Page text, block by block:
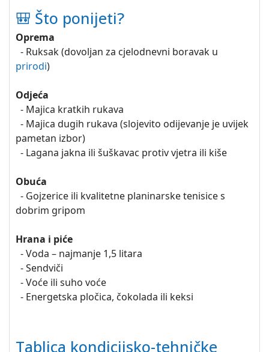
🎒 Što ponijeti?
Oprema
- Ruksak (dovoljan za cjelodnevni boravak u
prirodi)
Odjeća
- Majica kratkih rukava
- Majica dugih rukava (slojevito odijevanje je uvijek
pametan izbor)
- Lagana jakna ili šuškavac protiv vjetra ili kiše
Obuća
- Gojzerice ili kvalitetne planinarske tenisice s
dobrim gripom
Hrana i piće
- Voda – najmanje 1,5 litara
- Sendviči
- Voće ili suho voće
- Energetska pločica, čokolada ili keksi
Tablica kondicijsko-tehničke